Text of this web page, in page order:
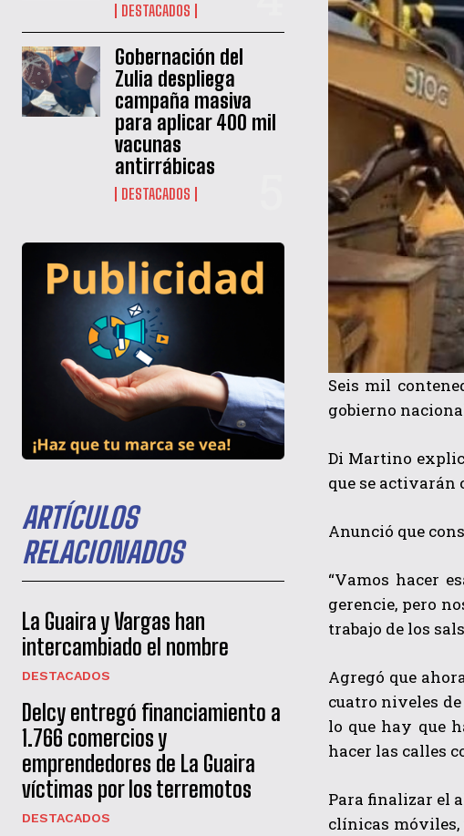
He
DESTACADOS
Gobernación del
Zulia despliega
campaña masiva
para aplicar 400 mil
vacunas
antirrábicas
DESTACADOS
ARTÍCULOS
RELACIONADOS
La Guaira y Vargas han
intercambiado el nombre
DESTACADOS
Delcy entregó financiamiento a
1.766 comercios y
emprendedores de La Guaira
víctimas por los terremotos
DESTACADOS
Seis mil
gobierno
Di Martino
que se activarán
Anunció que
“Vamos hacer
gerencie, pero
trabajo de los
Agregó que
cuatro niveles
lo que hay que
hacer las calles
Para finalizar el
clínicas móviles,